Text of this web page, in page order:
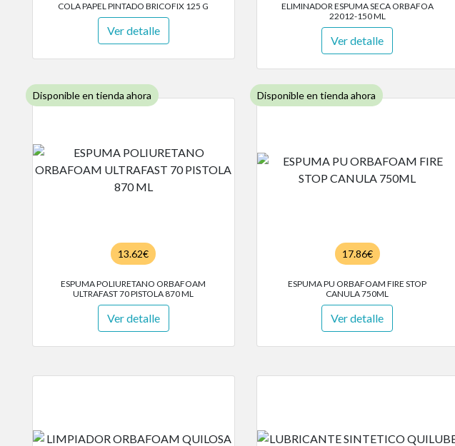
COLA PAPEL PINTADO BRICOFIX 125 G
Ver detalle
ELIMINADOR ESPUMA SECA ORBAFOA
22012-150 ML
Ver detalle
Disponible en tienda ahora
13.62€
ESPUMA POLIURETANO ORBAFOAM
ULTRAFAST 70 PISTOLA 870 ML
Ver detalle
Disponible en tienda ahora
17.86€
ESPUMA PU ORBAFOAM FIRE STOP
CANULA 750ML
Ver detalle